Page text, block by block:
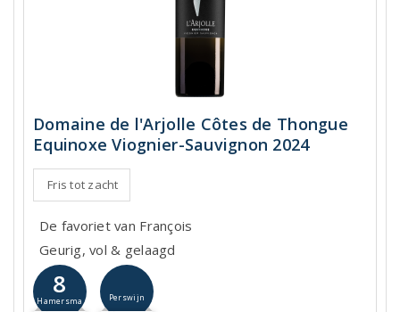
Domaine de l'Arjolle Côtes de Thongue
Equinoxe Viognier-Sauvignon 2024
Fris tot zacht
De favoriet van François
Geurig, vol & gelaagd
8
Hamersma Perswijn